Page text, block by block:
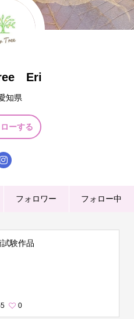
Eri
知県
ーする
フォロワー フォロー中
験作品
0